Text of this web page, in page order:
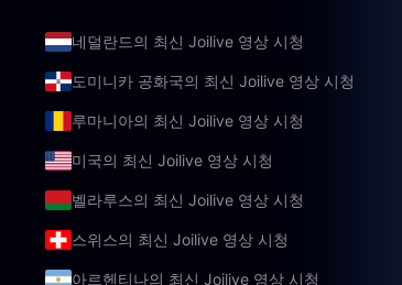
네덜란드의 최신 Joilive 영상 시청
도미니카 공화국의 최신 Joilive 영상 시청
루마니아의 최신 Joilive 영상 시청
미국의 최신 Joilive 영상 시청
벨라루스의 최신 Joilive 영상 시청
스위스의 최신 Joilive 영상 시청
아르헨티나의 최신 Joilive 영상 시청